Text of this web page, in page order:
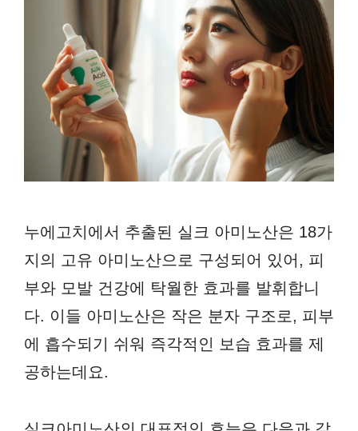
누에고치에서 추출된 실크 아미노산은 18가
지의 고유 아미노산으로 구성되어 있어, 피
부와 모발 건강에 탁월한 효과를 발휘합니
다. 이들 아미노산은 작은 분자 구조로, 피부
에 흡수되기 쉬워 즉각적인 보습 효과를 제
공하는데요.